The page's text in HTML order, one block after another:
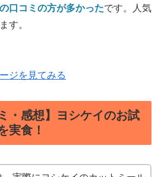
口コミの方が多かったです。人気
す。
ジを見てみる
・感想】ヨシケイのお試
実食！